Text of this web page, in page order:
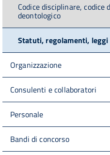
Codice disciplinare, codice
deontologico
Statuti, regolamenti,
Organizzazione
Consulenti e collaboratori
Personale
Bandi di concorso